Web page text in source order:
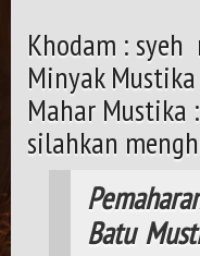
Khodam :
Minyak
Mahar Mustika
silahkan
Batu